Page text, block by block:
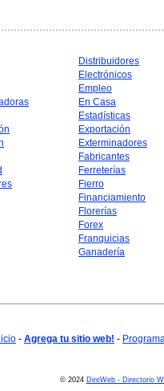
Distribuidores
Electrónicos
Empleo
En Casa
Estadísticas
Exportación
Exterminadores
Fabricantes
Ferreterías
Fierro
Financiamiento
Florerías
Forex
Franquicias
Ganadería
- Agrega tu sitio web! -
© 2024 DireWeb - Directorio